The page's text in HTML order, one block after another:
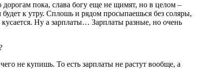
пока, слава богу еще не щимят, но в целом –
к утру. Сплошь и рядом просыпаешься без соляры,
Ну а зарплаты… Зарплаты разные, но очень
не купишь. То есть зарплаты не растут вообще, а